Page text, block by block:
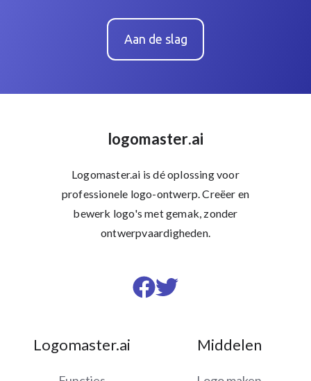
Aan de slag
logomaster.ai
Logomaster.ai is dé oplossing voor
professionele logo-ontwerp. Creëer en
bewerk logo's met gemak, zonder
ontwerpvaardigheden.
VisitVisit
Twitter
Logomaster.ai Middelen